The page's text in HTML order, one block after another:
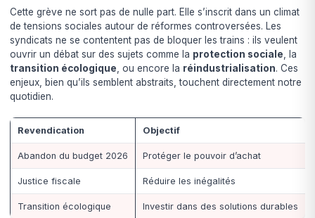
Cette grève ne sort pas de nulle part. Elle s’inscrit dans un climat
de tensions sociales autour de réformes controversées. Les
syndicats ne se contentent pas de bloquer les trains : ils veulent
ouvrir un débat sur des sujets comme la protection sociale , la
transition écologique , ou encore la réindustrialisation. Ces
enjeux, bien qu’ils semblent abstraits, touchent directement notre
quotidien.
Revendication Objectif
Abandon du budget 2026 Protéger le pouvoir d’achat
Justice fiscale Réduire les inégalités
Transition écologique Investir dans des solutions durables